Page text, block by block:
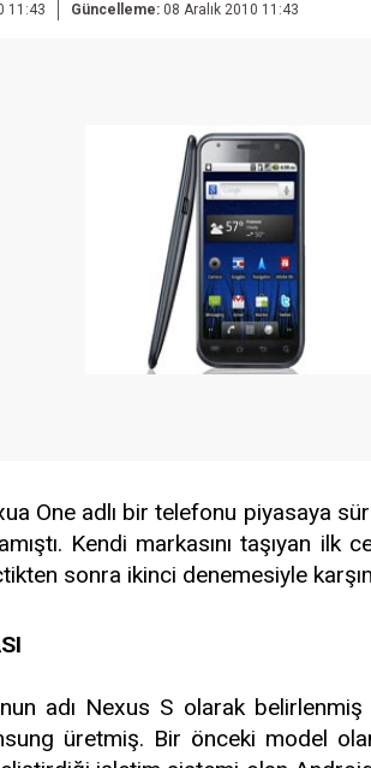
11:43 Güncelleme: 08 Aralık 2010 11:43
One adlı bir telefonu piyasaya
Kendi markasını taşıyan
sonra ikinci denemesiyle
adı Nexus S olarak belirlenmiş
üretmiş. Bir önceki model